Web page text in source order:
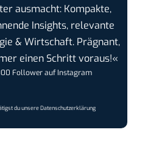
ausmacht: Kompakte,
Insights, relevante
& Wirtschaft. Prägnant,
einen Schritt voraus!«
Follower auf Instagram
du unsereDatenschutzerklärung